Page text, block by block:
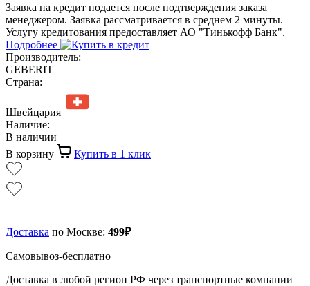
Заявка на кредит подается после подтверждения заказа
менеджером. Заявка рассматривается в среднем 2 минуты.
Услугу кредитования предоставляет АО "Тинькофф Банк".
Подробнее
Производитель:
GEBERIT
Страна:
Швейцария
Наличие:
В наличии
В корзину
Купить в 1 клик
Доставка по Москве: 499₽
Самовывоз-бесплатно
Доставка в любой регион РФ через транспортные компании